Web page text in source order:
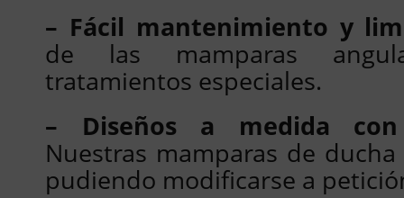
– Fácil mantenimiento y
de las mamparas
tratamientos especiales.
– Diseños a medida con
Nuestras mamparas de
pudiendo modificarse a